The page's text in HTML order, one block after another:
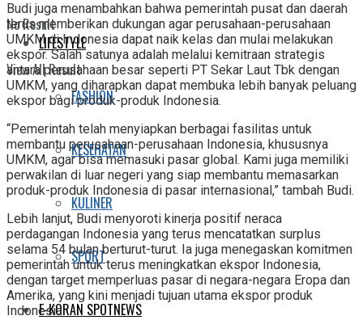
No Result
View All Result
LIFESTYLE
FASHION
KESEHATAN
KULINER
SPORT
E-KORAN SPOTNEWS
Budi juga menambahkan bahwa pemerintah pusat dan daerah
terus memberikan dukungan agar perusahaan-perusahaan
UMKM di Indonesia dapat naik kelas dan mulai melakukan
ekspor. Salah satunya adalah melalui kemitraan strategis
antara perusahaan besar seperti PT Sekar Laut Tbk dengan
UMKM, yang diharapkan dapat membuka lebih banyak peluang
ekspor bagi produk-produk Indonesia.
“Pemerintah telah menyiapkan berbagai fasilitas untuk
membantu perusahaan-perusahaan Indonesia, khususnya
UMKM, agar bisa memasuki pasar global. Kami juga memiliki
perwakilan di luar negeri yang siap membantu memasarkan
produk-produk Indonesia di pasar internasional,” tambah Budi.
Lebih lanjut, Budi menyoroti kinerja positif neraca
perdagangan Indonesia yang terus mencatatkan surplus
selama 54 bulan berturut-turut. Ia juga menegaskan komitmen
pemerintah untuk terus meningkatkan ekspor Indonesia,
dengan target memperluas pasar di negara-negara Eropa dan
Amerika, yang kini menjadi tujuan utama ekspor produk
Indonesia.